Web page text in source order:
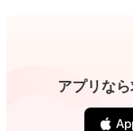
アプリな